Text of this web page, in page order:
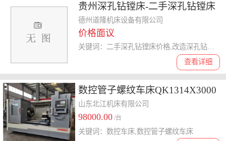
贵州深孔钻镗床-二手深孔钻镗床
价格-道隆机床(推荐商家)
德州道隆机床设备有限公司
价格面议
查看详细
数控管子螺纹车床QK1314X3000
四爪卡盘 配件齐全
山东北江机床有限公司
98000.00 /台
关键词：数控车床,数控管子螺纹车床